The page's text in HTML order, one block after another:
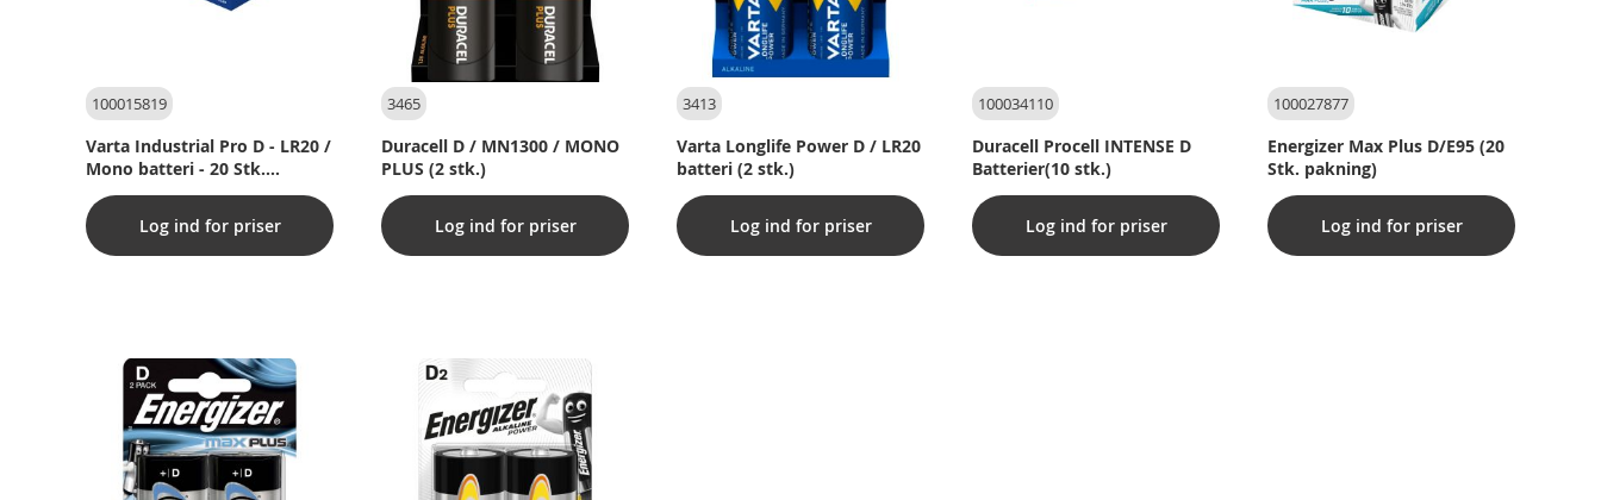
100015819
Varta Industrial Pro D - LR20 /
Mono batteri - 20 Stk.
Pakning
Log ind for priser
3465
Duracell D / MN1300 / MONO
PLUS (2 stk.)
Log ind for priser
3413
Varta Longlife Power D / LR20
batteri (2 stk.)
Log ind for priser
100034110
Duracell Procell INTENSE D
Batterier(10 stk.)
Log ind for priser
100027877
Energizer Max Plus D/E95 (20
Stk. pakning)
Log ind for priser